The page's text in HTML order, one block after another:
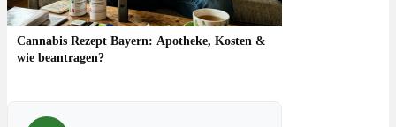
Cannabis Rezept Bayern: Apotheke, Kosten &
wie beantragen?